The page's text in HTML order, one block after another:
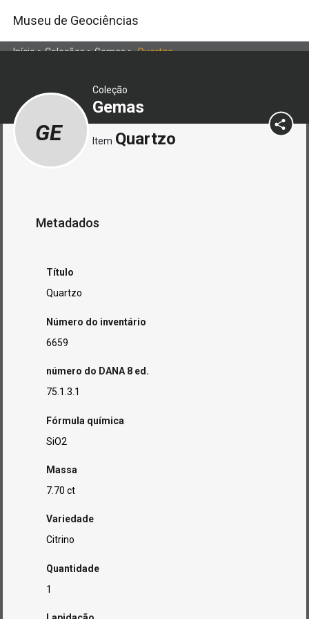
Museu de Geociências
Início>Coleções>Gemas>Quartzo
Coleção
Gemas
GE Item Quartzo
Metadados
Título
Quartzo
Número do inventário
6659
número do DANA 8 ed.
75.1.3.1
Fórmula química
SiO2
Massa
7.70 ct
Variedade
Citrino
Quantidade
1